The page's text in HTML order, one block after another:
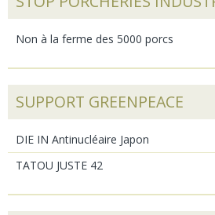
Non à la ferme des 5000 porcs
SUPPORT GREENPEACE
DIE IN Antinucléaire Japon
TATOU JUSTE 42